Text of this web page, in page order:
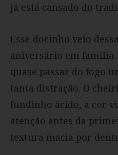
já está cansado do
Esse docinho veio
aniversário em família.
quase passar do fogo
tanta distração. O
fundinho ácido, a cor
atenção antes da
textura macia por